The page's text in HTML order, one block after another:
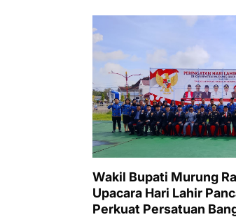
Wakil Bupati Murung
Upacara Hari Lahir
Perkuat Persatuan